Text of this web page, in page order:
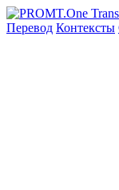
Перевод Контексты